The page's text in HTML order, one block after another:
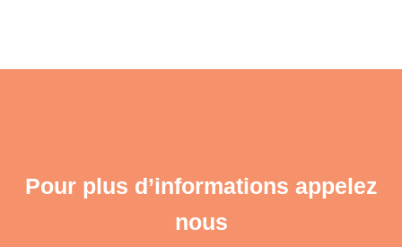
Pour plus d’informations appelez
nous